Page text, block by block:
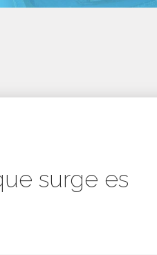
surge es